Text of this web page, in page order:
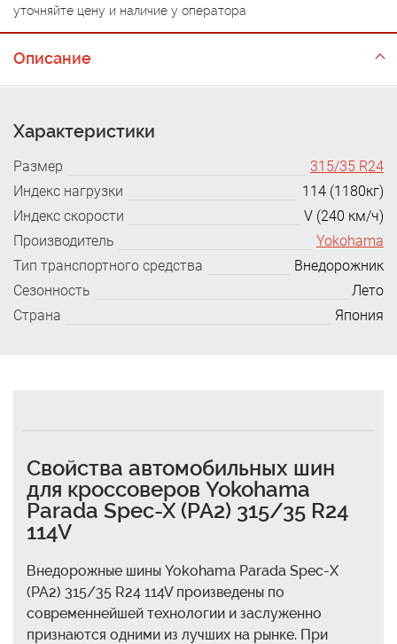
уточняйте цену и наличие у оператора
Описание
Характеристики
Размер
315/35 R24
Индекс нагрузки
114 (1180кг)
Индекс скорости
V (240 км/ч)
Производитель
Yokohama
Тип транспортного средства
Внедорожник
Сезонность
Лето
Страна
Япония
Свойства автомобильных шин
для кроссоверов Yokohama
Parada Spec-X (PA2) 315/35 R24
114V
Внедорожные шины Yokohama Parada Spec-X
(PA2) 315/35 R24 114V произведены по
современнейшей технологии и заслуженно
признаются одними из лучших на рынке. При